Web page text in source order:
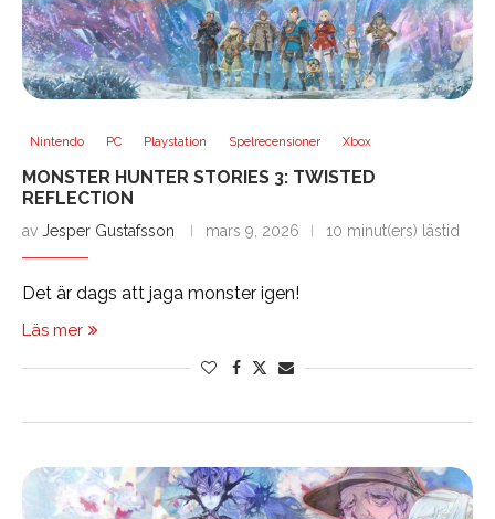
Nintendo PC Playstation Spelrecensioner Xbox
MONSTER HUNTER STORIES 3: TWISTED
REFLECTION
av Jesper Gustafsson mars 9, 2026 10 minut(ers) lästid
Det är dags att jaga monster igen!
Läs mer